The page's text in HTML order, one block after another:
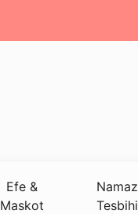
Efe &
Maskot
Namaz
Tesbihi